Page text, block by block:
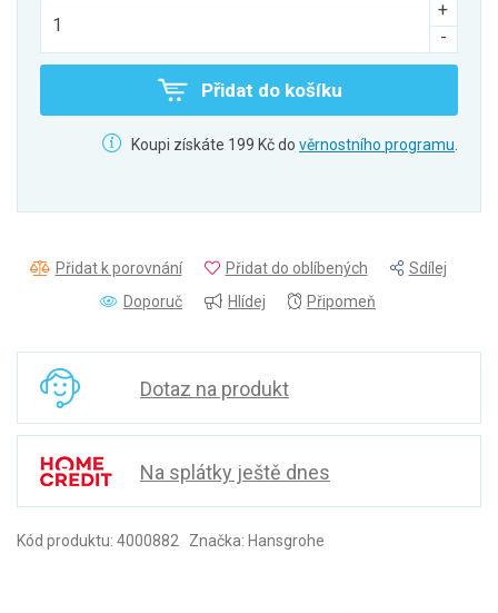
Přidat do košíku
Koupi získáte 199 Kč do věrnostního programu
Přidat k porovnání Přidat do oblíbených
Sdílej
Doporuč
Hlídej Připomeň
Dotaz na produkt
Na splátky ještě dnes
Kód produktu: 4000882 Značka: Hansgrohe